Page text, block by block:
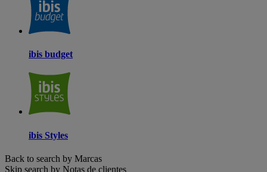
ibis budget
ibis Styles
Back to search by Marcas
Skip search by Notas de clientes